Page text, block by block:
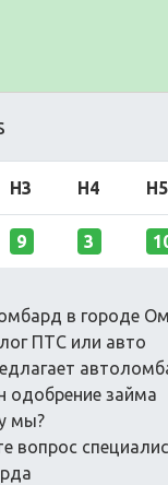
H3 H4 H5
9 3
в городе
ПТС или авто
одобрение займа
мы?
вопрос